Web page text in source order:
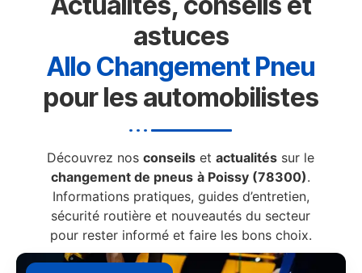
astuces
Allo Changement Pneu
pour les automobilistes
Découvrez nosconseils etactualités sur le
changement de pneus à Poissy (78300).
Informations pratiques, guides d’entretien,
sécurité routière et nouveautés du secteur
pour rester informé et faire les bons choix.